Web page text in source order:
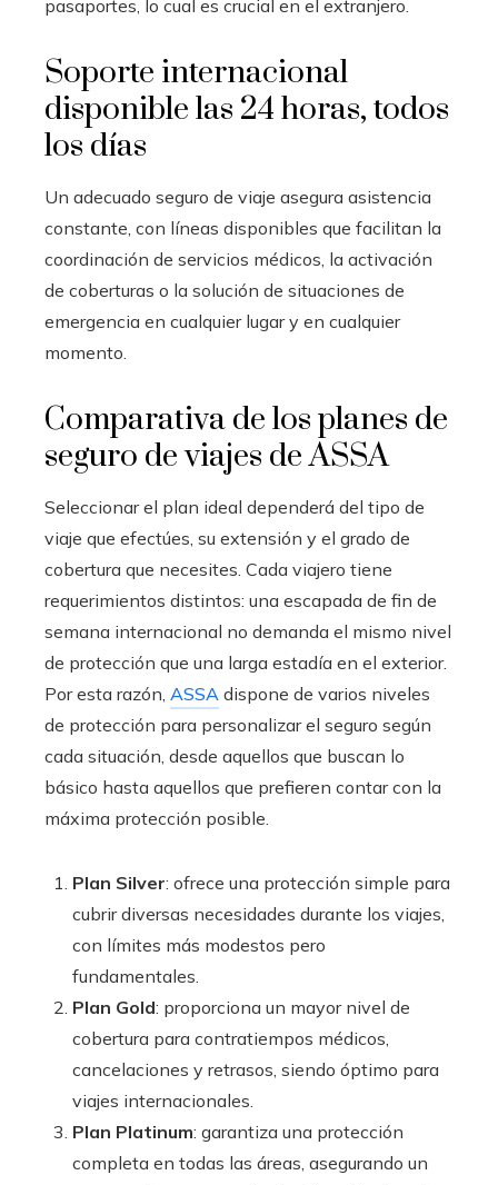
pasaportes, lo cual es crucial en el extranjero.
Soporte internacional
disponible las 24 horas, todos
los días
Un adecuado seguro de viaje asegura asistencia
constante, con líneas disponibles que facilitan la
coordinación de servicios médicos, la activación
de coberturas o la solución de situaciones de
emergencia en cualquier lugar y en cualquier
momento.
Comparativa de los planes de
seguro de viajes de ASSA
Seleccionar el plan ideal dependerá del tipo de
viaje que efectúes, su extensión y el grado de
cobertura que necesites. Cada viajero tiene
requerimientos distintos: una escapada de fin de
semana internacional no demanda el mismo nivel
de protección que una larga estadía en el exterior.
Por esta razón, ASSA dispone de varios niveles
de protección para personalizar el seguro según
cada situación, desde aquellos que buscan lo
básico hasta aquellos que prefieren contar con la
máxima protección posible.
Plan Silver: ofrece una protección simple para
cubrir diversas necesidades durante los viajes,
con límites más modestos pero
fundamentales.
Plan Gold: proporciona un mayor nivel de
cobertura para contratiempos médicos,
cancelaciones y retrasos, siendo óptimo para
viajes internacionales.
Plan Platinum: garantiza una protección
completa en todas las áreas, asegurando un